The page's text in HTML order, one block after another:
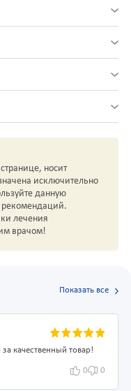
носит
исключительно
данную
рекомендаций.
лечения
врачом!
Показать все
качественный товар!
0 0